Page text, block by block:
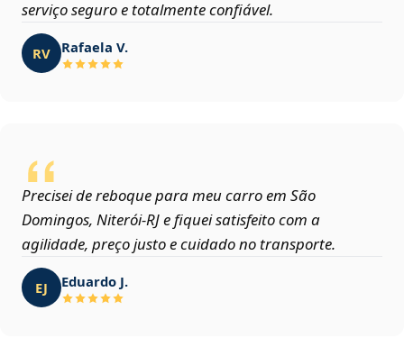
serviço seguro e totalmente confiável.
RV Rafaela V.
Precisei de reboque para meu carro em São
Domingos, Niterói‑RJ e fiquei satisfeito com a
agilidade, preço justo e cuidado no transporte.
EJ Eduardo J.